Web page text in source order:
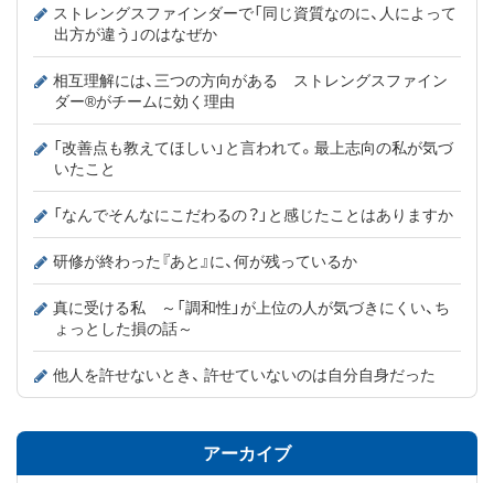
ストレングスファインダーで「同じ資質なのに、人によって
出方が違う」のはなぜか
相互理解には、三つの方向がある ストレングスファイン
ダー®がチームに効く理由
「改善点も教えてほしい」と言われて。最上志向の私が気づ
いたこと
「なんでそんなにこだわるの？」と感じたことはありますか
研修が終わった『あと』に、何が残っているか
真に受ける私 ～「調和性」が上位の人が気づきにくい、ち
ょっとした損の話～
他人を許せないとき、 許せていないのは自分自身だった
アーカイブ